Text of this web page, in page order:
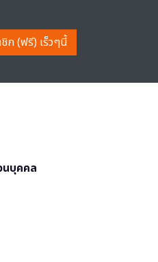
ก (ฟรี) เร็วๆนี้
นบุคคล